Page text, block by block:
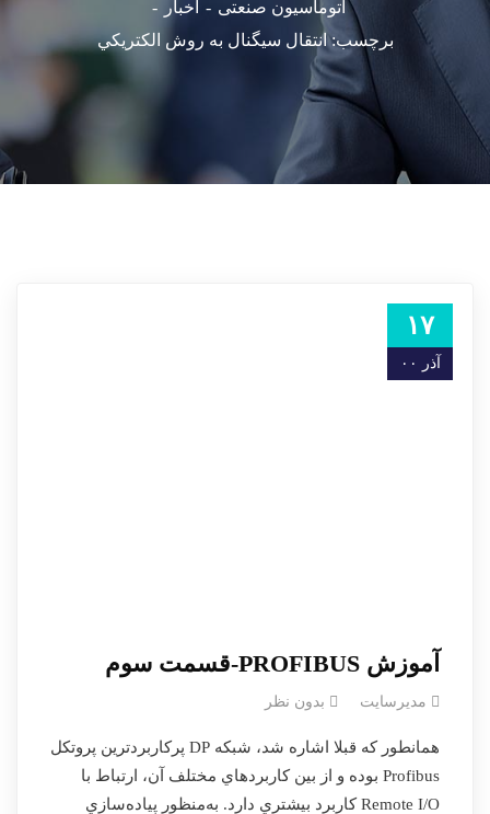
اتوماسیون صنعتی
اخبار
برچسب: انتقال سيگنال به روش الكتريكي
۱۷
آذر ۰۰
آموزش PROFIBUS-قسمت سوم
مدیرسایت بدون نظر
همانطور كه قبلا اشاره شد، شبكه DP پركاربردترين پروتكل
Profibus بوده و از بين كاربردهاي مختلف آن، ارتباط با
Remote I/O كاربرد بيشتري دارد. به‌منظور پياده‌سازي